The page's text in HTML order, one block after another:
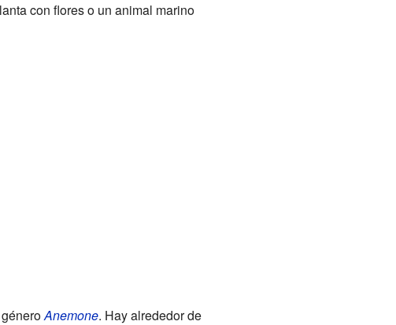
con flores o un animal marino
géneroAnemone. Hay alrededor de